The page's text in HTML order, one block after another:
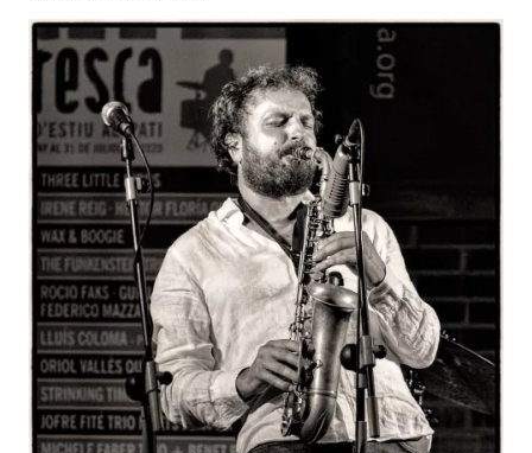
Imatges
Image